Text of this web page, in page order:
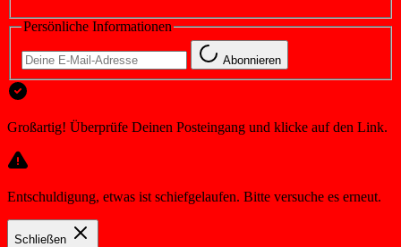
Persönliche Informationen
Abonnieren
Großartig! Überprüfe Deinen Posteingang und klicke auf den Link.
Entschuldigung, etwas ist schiefgelaufen. Bitte versuche es erneut.
Schließen